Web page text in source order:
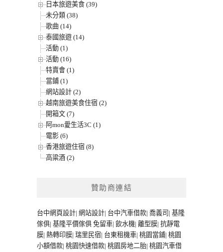
日本旅遊美食 (39)
未分類 (38)
歌曲 (14)
泰國旅遊 (14)
活動 (1)
活動 (16)
特賣會 (1)
當鋪 (1)
網站設計 (2)
越南旅遊美食住宿 (2)
開箱文 (7)
阿mon愛生活3C (1)
電影 (6)
香港旅遊住宿 (8)
高粱酒 (2)
贊助商連結
台中網頁設計| 網站設計| 台中汽車借款| 喬義司 | 基隆
傢俱| 基隆平價傢俱 免留車| 飲水機| 離型膜| 抗靜電
膜| 熱轉印膜| 瑞里民宿| 台東租機車| 桃園當鋪| 桃園
小額借款| 桃園快速借款| 桃園房地二胎| 桃園汽車借